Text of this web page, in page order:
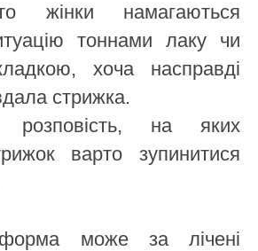
жінки намагаються
тоннами лаку чи
хоча насправді
стрижка.
розповість, на яких
варто зупинитися
може за лічені